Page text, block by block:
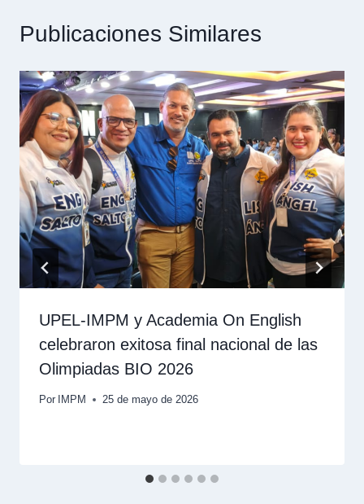
Publicaciones Similares
UPEL-IMPM y Academia On English
celebraron exitosa final nacional de las
Olimpiadas BIO 2026
Por IMPM 25 de mayo de 2026